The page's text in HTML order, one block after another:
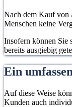
Nach dem Kauf von
Menschen keine
Insofern können Sie
bereits ausgiebig
Ein
Auf diese Weise
Kunden auch